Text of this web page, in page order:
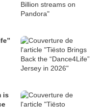
is